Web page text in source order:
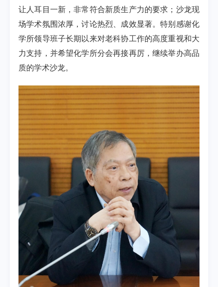
让人耳目一新，非常符合新质生产力的要求；沙龙现
场学术氛围浓厚，讨论热烈、成效显著。特别感谢化
学所领导班子长期以来对老科协工作的高度重视和大
力支持，并希望化学所分会再接再厉，继续举办高品
质的学术沙龙。